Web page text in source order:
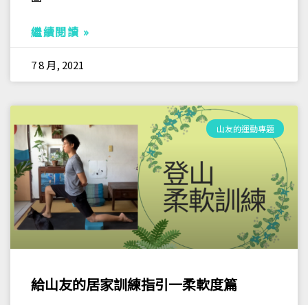
繼續閱讀 »
7 8 月, 2021
山友的運動專題
給山友的居家訓練指引一柔軟度篇